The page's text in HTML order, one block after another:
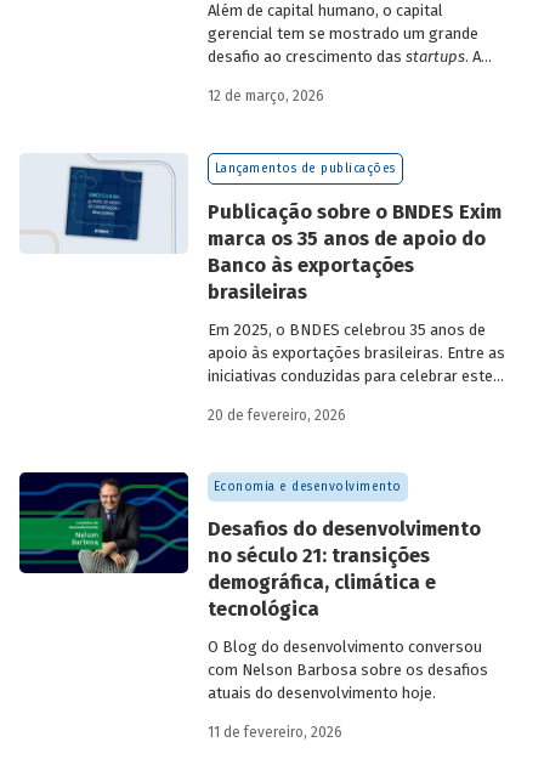
Além de capital humano, o capital
gerencial tem se mostrado um grande
desafio ao crescimento das startups. A
como programas de aceleração têm
desafio.
12 de março, 2026
Lançamentos de publicações
Publicação sobre o BNDES Exim
marca os 35 anos de apoio do
Banco às exportações
brasileiras
Em 2025, o BNDES celebrou 35 anos de
apoio às exportações brasileiras. Entre as
iniciativas conduzidas para celebrar este
quanto para a história do
Brasil, está o lançamento da publicação
“BNDES Exim: 35 anos de apoio às
20 de fevereiro, 2026
Economia e desenvolvimento
Desafios do desenvolvimento
no século 21: transições
demográfica, climática e
tecnológica
O Blog do desenvolvimento conversou
com Nelson Barbosa sobre os desafios
atuais do desenvolvimento hoje.
11 de fevereiro, 2026